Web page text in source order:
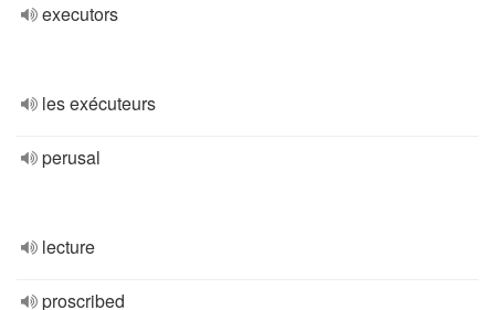
executors
les exécuteurs
perusal
lecture
proscribed